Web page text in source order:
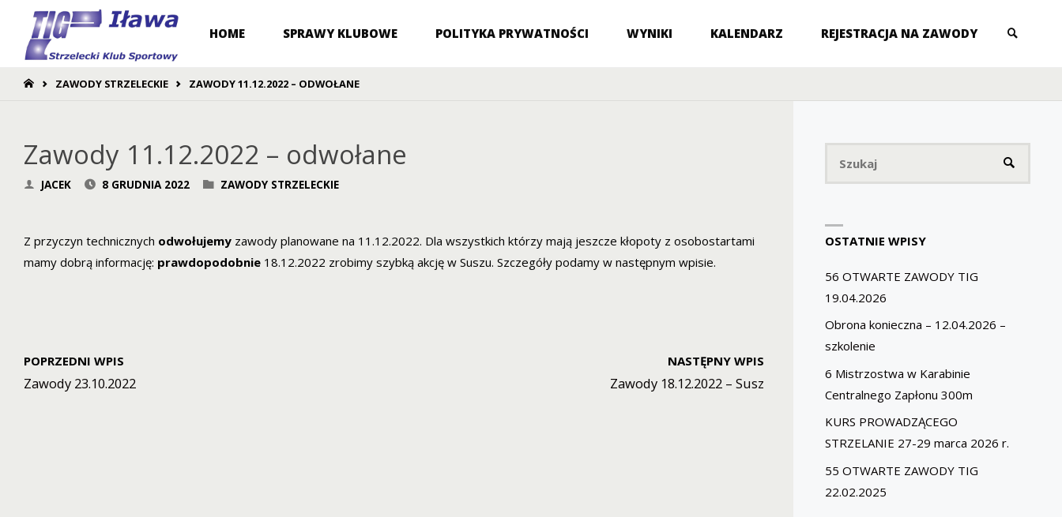
HOME SPRAWY KLUBOWE POLITYKA PRYWATNOŚCI WYNIKI KALENDARZ REJESTRACJA NA ZAWODY
SZUKAJ
STRONA
ZAWODY STRZELECKIE ZAWODY 11.12.2022 – ODWOŁANE
Zawody 11.12.2022 – odwołane
JACEK 8 GRUDNIA 2022 ZAWODY STRZELECKIE
Z przyczyn technicznych odwołujemy zawody planowane na 11.12.2022. Dla wszystkich którzy mają jeszcze kłopoty z osobostartami
mamy dobrą informację: prawdopodobnie 18.12.2022 zrobimy szybką akcję w Suszu. Szczegóły podamy w następnym wpisie.
POPRZEDNI WPIS
Zawody 23.10.2022
NASTĘPNY WPIS
Zawody 18.12.2022 – Susz
SZUKAJ
OSTATNIE WPISY
56 OTWARTE ZAWODY TIG
19.04.2026
Obrona konieczna – 12.04.2026 –
szkolenie
6 Mistrzostwa w Karabinie
Centralnego Zapłonu 300m
KURS PROWADZĄCEGO
STRZELANIE 27-29 marca 2026 r.
55 OTWARTE ZAWODY TIG
22.02.2025